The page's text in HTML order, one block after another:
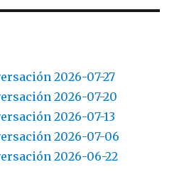
2026-07-27
2026-07-20
2026-07-13
2026-07-06
2026-06-22